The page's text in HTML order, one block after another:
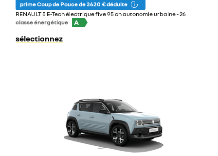
prime Coup de Pouce de 3 620 € déduite
RENAULT 5 E-Tech électrique five 95 ch autonomie urbaine - 26
classe énergétique
A
sélectionnez